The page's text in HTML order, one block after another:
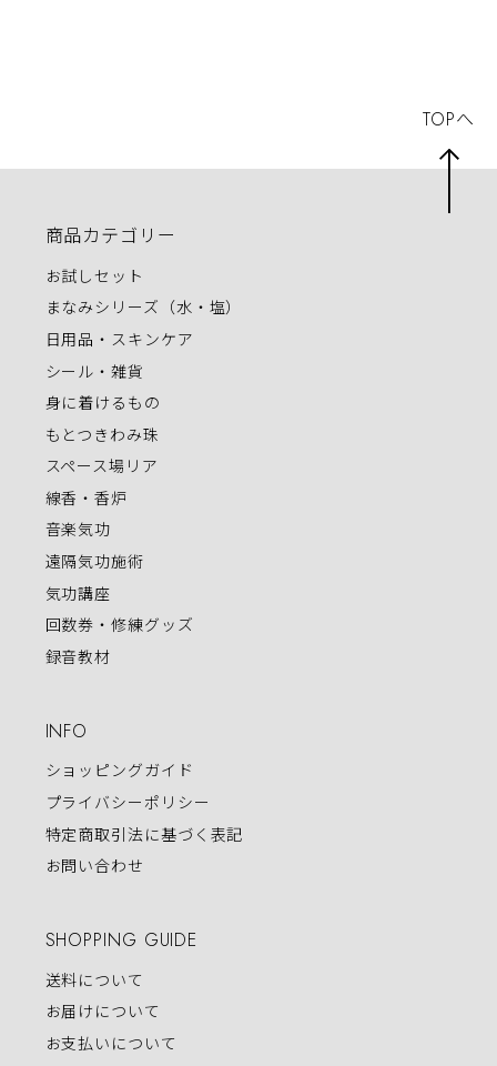
商品カテゴリー
お試しセット
まなみシリーズ（水・塩）
日用品・スキンケア
シール・雑貨
身に着けるもの
もとつきわみ珠
スペース場リア
線香・香炉
音楽気功
遠隔気功施術
気功講座
回数券・修練グッズ
録音教材
INFO
ショッピングガイド
プライバシーポリシー
特定商取引法に基づく表記
お問い合わせ
SHOPPING GUIDE
送料について
お届けについて
お支払いについて
TOPへ